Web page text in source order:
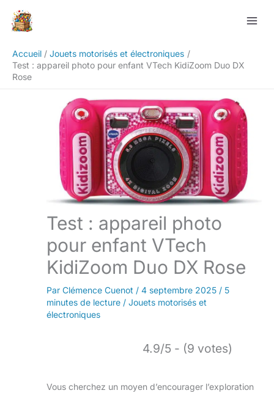
Accueil
Jouets motorisés et électroniques
Test : appareil photo pour enfant VTech KidiZoom Duo DX
Rose
Test : appareil photo
pour enfant VTech
KidiZoom Duo DX Rose
Par Clémence Cuenot / 4 septembre 2025 / 5
minutes de lecture / Jouets motorisés et
électroniques
4.9/5 - (9 votes)
Vous cherchez un moyen d’encourager l’exploration
Rechercher